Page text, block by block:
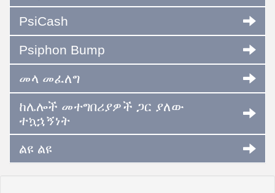
PsiCash
Psiphon Bump
መላ መፈለግ
ከሌሎች መተግበሪያዎች ጋር ያለው
ተኳኋኝነት
ልዩ ልዩ